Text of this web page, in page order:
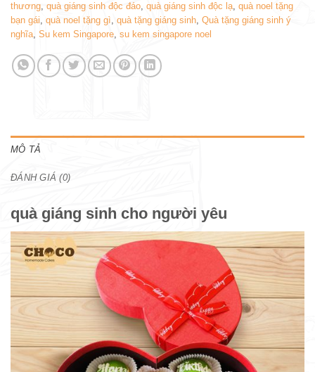
thương, quà giáng sinh độc đáo, quà giáng sinh độc lạ, quà noel tặng
bạn gái, quà noel tặng gì, quà tặng giáng sinh, Quà tặng giáng sinh ý
nghĩa, Su kem Singapore, su kem singapore noel
MÔ TẢ
ĐÁNH GIÁ (0)
quà giáng sinh cho người yêu